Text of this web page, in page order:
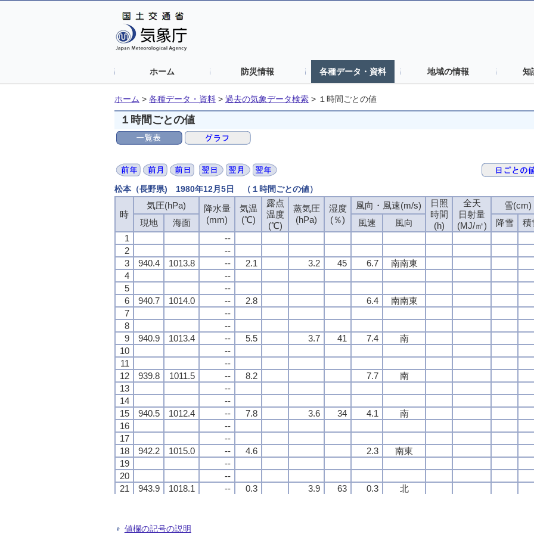
ホーム 防災情報 各種データ・資料 地域の情報 知
ホーム > 各種データ・資料 > 過去の気象データ検索 > １時間ごとの値
１時間ごとの値
松本（長野県) 1980年12月5日 （１時間ごとの値）
時
気圧(hPa)
降水量
(mm)
気温
(℃)
露点
温度
(℃)
蒸気圧
(hPa)
湿度
(％)
風向・風速(m/s)
日照
時間
(h)
全天
日射量
(MJ/㎡)
雪(cm)
現地 海面 風速 風向 降雪
積
1
--
2
--
3
940.4 1013.8 -- 2.1 3.2 45 6.7 南南東
4
--
5
--
6
940.7 1014.0 -- 2.8 6.4 南南東
7
--
8
--
9
940.9 1013.4 -- 5.5 3.7 41 7.4 南
10
--
11
--
12
939.8 1011.5 -- 8.2 7.7 南
13
--
14
--
15
940.5 1012.4 -- 7.8 3.6 34 4.1 南
16
--
17
--
18
942.2 1015.0 -- 4.6 2.3 南東
19
--
20
--
21
943.9 1018.1 -- 0.3 3.9 63 0.3 北
24
943.5 1017.7
時
気圧(hPa)
降水量
(mm)
気温
(℃)
露点
温度
(℃)
蒸気圧
(hPa)
湿度
(％)
風向・風速(m/s)
日照
時間
(h)
全天
日射量
(MJ/㎡)
雪(cm)
現地 海面 風速 風向 降雪
積
1
--
2
--
3
940.4 1013.8 -- 2.1 3.2 45 6.7 南南東
4
--
5
--
6
940.7 1014.0 -- 2.8 6.4 南南東
7
--
8
--
9
940.9 1013.4 -- 5.5 3.7 41 7.4 南
10
--
11
--
12
939.8 1011.5 -- 8.2 7.7 南
13
--
14
--
15
940.5 1012.4 -- 7.8 3.6 34 4.1 南
16
--
17
--
18
942.2 1015.0 -- 4.6 2.3 南東
19
--
20
--
21
943.9 1018.1 -- 0.3 3.9 63 0.3 北
24
943.5 1017.7
時
気圧(hPa)
降水量
(mm)
気温
(℃)
露点
温度
(℃)
蒸気圧
(hPa)
湿度
(％)
風向・風速(m/s)
日照
時間
(h)
全天
日射量
(MJ/㎡)
雪(cm)
現地 海面 風速 風向 降雪
積
1
--
2
--
3
940.4 1013.8 -- 2.1 3.2 45 6.7 南南東
4
--
5
--
6
940.7 1014.0 -- 2.8 6.4 南南東
7
--
8
--
9
940.9 1013.4 -- 5.5 3.7 41 7.4 南
10
--
11
--
12
939.8 1011.5 -- 8.2 7.7 南
13
--
14
--
15
940.5 1012.4 -- 7.8 3.6 34 4.1 南
16
--
17
--
18
942.2 1015.0 -- 4.6 2.3 南東
19
--
20
--
21
943.9 1018.1 -- 0.3 3.9 63 0.3 北
24
943.5 1017.7
時
気圧(hPa)
降水量
(mm)
気温
(℃)
露点
温度
(℃)
蒸気圧
(hPa)
湿度
(％)
風向・風速(m/s)
日照
時間
(h)
全天
日射量
(MJ/㎡)
雪(cm)
現地 海面 風速 風向 降雪
積
1
--
2
--
3
940.4 1013.8 -- 2.1 3.2 45 6.7 南南東
4
--
5
--
6
940.7 1014.0 -- 2.8 6.4 南南東
7
--
8
--
9
940.9 1013.4 -- 5.5 3.7 41 7.4 南
10
--
11
--
12
939.8 1011.5 -- 8.2 7.7 南
13
--
14
--
15
940.5 1012.4 -- 7.8 3.6 34 4.1 南
16
--
17
--
18
942.2 1015.0 -- 4.6 2.3 南東
19
--
20
--
21
943.9 1018.1 -- 0.3 3.9 63 0.3 北
24
943.5 1017.7
値欄の記号の説明